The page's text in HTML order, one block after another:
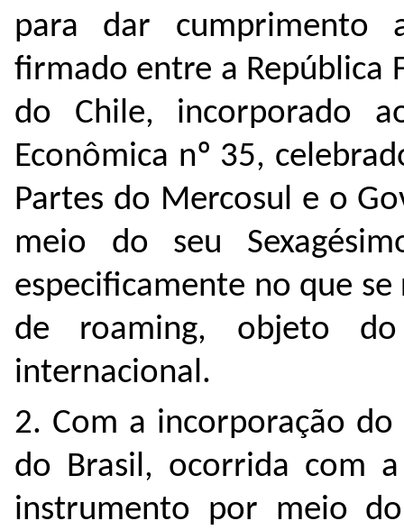
para dar cumprimento
firmado entre a República
do Chile, incorporado
Econômica nº 35,
Partes do Mercosul e o
meio do seu
especificamente no que
de roaming, objeto
internacional.
2. Com a incorporação
do Brasil, ocorrida com
instrumento por meio